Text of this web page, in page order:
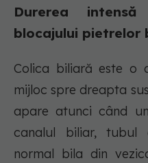
Durerea
blocajului pietrelor
Colica biliară este o
mijloc spre dreapta
apare atunci când
canalul biliar, tubul
normal bila din